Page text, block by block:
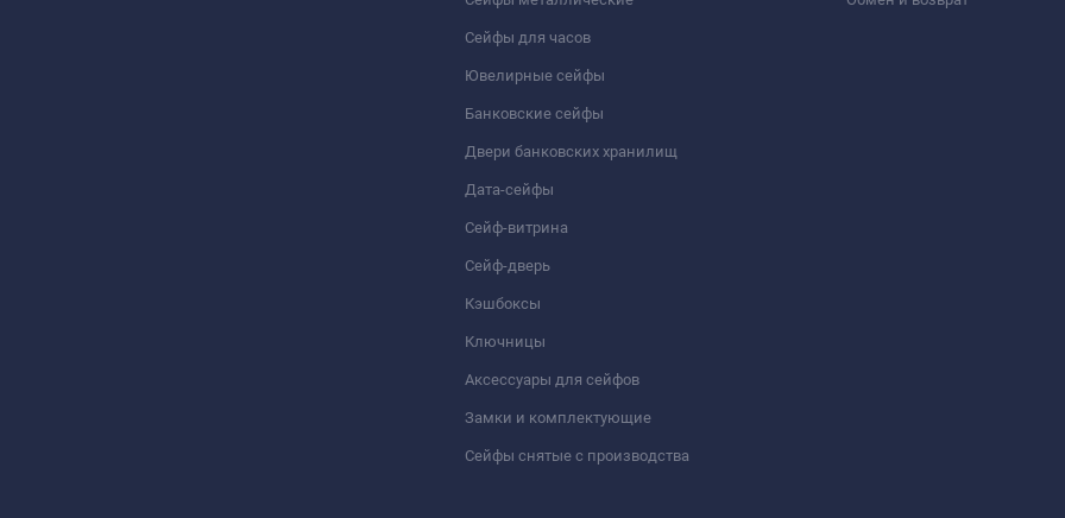
Сейфы для часов
Ювелирные сейфы
Банковские сейфы
Двери банковских хранилищ
Дата-сейфы
Сейф-витрина
Сейф-дверь
Кэшбоксы
Ключницы
Аксессуары для сейфов
Замки и комплектующие
Сейфы снятые с производства